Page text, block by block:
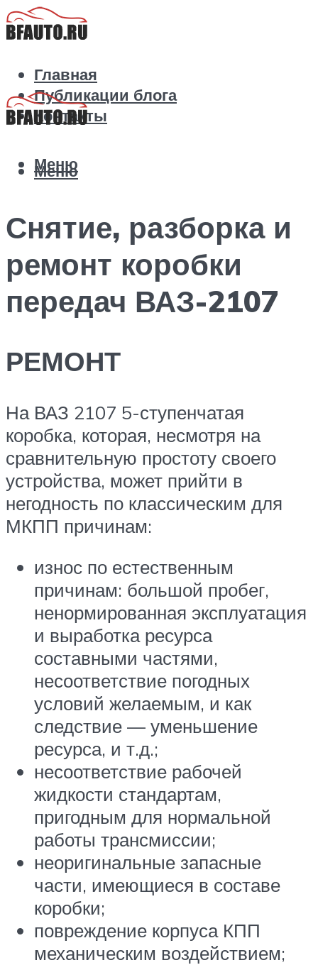
Главная
Публикации блога
Контакты
Меню
Меню
Снятие, разборка и
ремонт коробки
передач ВАЗ-2107
РЕМОНТ
На ВАЗ 2107 5-ступенчатая
коробка, которая, несмотря на
сравнительную простоту своего
устройства, может прийти в
негодность по классическим для
МКПП причинам:
износ по естественным
причинам: большой пробег,
ненормированная эксплуатация
и выработка ресурса
составными частями,
несоответствие погодных
условий желаемым, и как
следствие — уменьшение
ресурса, и т.д.;
несоответствие рабочей
жидкости стандартам,
пригодным для нормальной
работы трансмиссии;
неоригинальные запасные
части, имеющиеся в составе
коробки;
повреждение корпуса КПП
механическим воздействием;